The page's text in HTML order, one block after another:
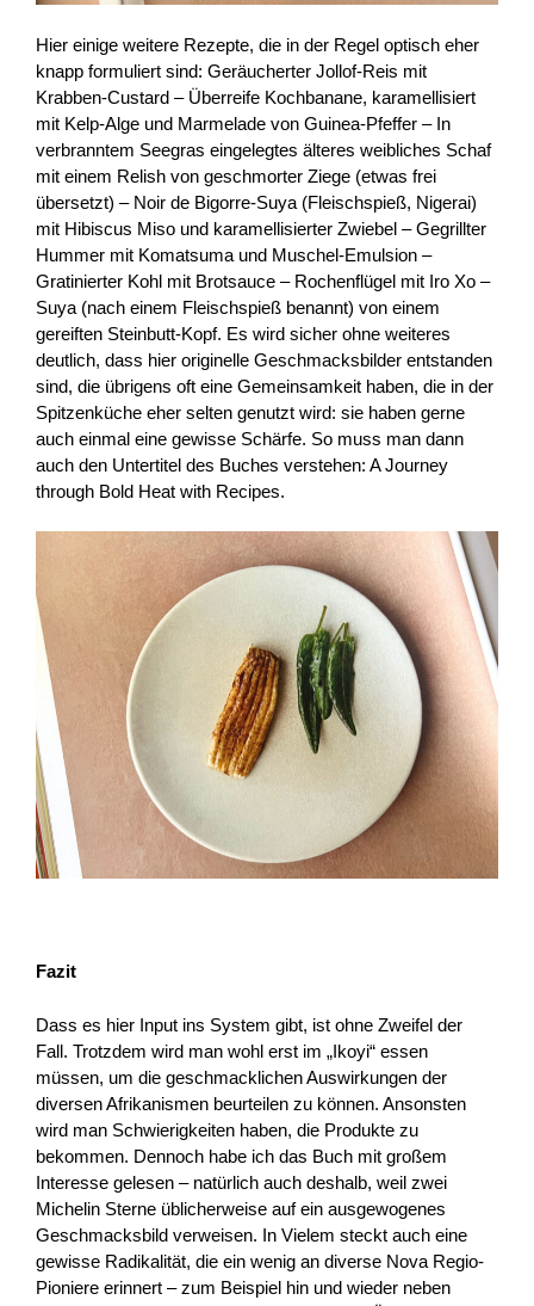
Hier einige weitere Rezepte, die in der Regel optisch eher
knapp formuliert sind: Geräucherter Jollof-Reis mit
Krabben-Custard – Überreife Kochbanane, karamellisiert
mit Kelp-Alge und Marmelade von Guinea-Pfeffer – In
verbranntem Seegras eingelegtes älteres weibliches Schaf
mit einem Relish von geschmorter Ziege (etwas frei
übersetzt) – Noir de Bigorre-Suya (Fleischspieß, Nigerai)
mit Hibiscus Miso und karamellisierter Zwiebel – Gegrillter
Hummer mit Komatsuma und Muschel-Emulsion –
Gratinierter Kohl mit Brotsauce – Rochenflügel mit Iro Xo –
Suya (nach einem Fleischspieß benannt) von einem
gereiften Steinbutt-Kopf. Es wird sicher ohne weiteres
deutlich, dass hier originelle Geschmacksbilder entstanden
sind, die übrigens oft eine Gemeinsamkeit haben, die in der
Spitzenküche eher selten genutzt wird: sie haben gerne
auch einmal eine gewisse Schärfe. So muss man dann
auch den Untertitel des Buches verstehen: A Journey
through Bold Heat with Recipes.
Fazit
Dass es hier Input ins System gibt, ist ohne Zweifel der
Fall. Trotzdem wird man wohl erst im „Ikoyi“ essen
müssen, um die geschmacklichen Auswirkungen der
diversen Afrikanismen beurteilen zu können. Ansonsten
wird man Schwierigkeiten haben, die Produkte zu
bekommen. Dennoch habe ich das Buch mit großem
Interesse gelesen – natürlich auch deshalb, weil zwei
Michelin Sterne üblicherweise auf ein ausgewogenes
Geschmacksbild verweisen. In Vielem steckt auch eine
gewisse Radikalität, die ein wenig an diverse Nova Regio-
Pioniere erinnert – zum Beispiel hin und wieder neben